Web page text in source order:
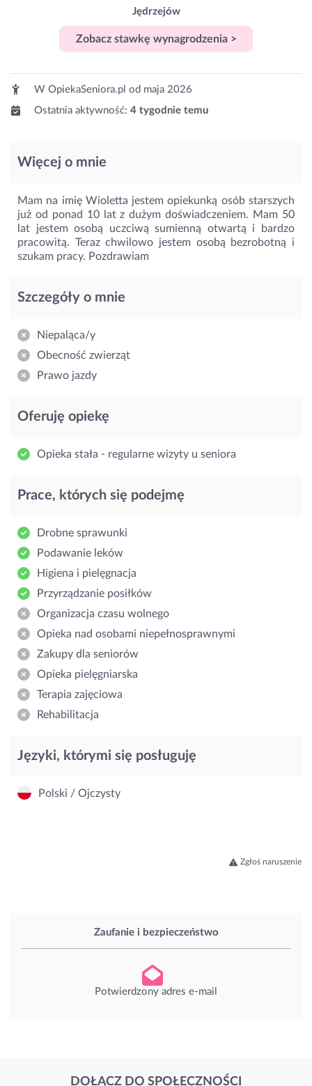
Jędrzejów
Zobacz stawkę wynagrodzenia >
W OpiekaSeniora.pl od maja 2026
Ostatnia aktywność: 4 tygodnie temu
Zaufanie i bezpieczeństwo
Potwierdzony adres e-mail
Więcej o mnie
Mam na imię Wioletta jestem opiekunką osób starszych
już od ponad 10 lat z dużym doświadczeniem. Mam 50
lat jestem osobą uczciwą sumienną otwartą i bardzo
pracowitą. Teraz chwilowo jestem osobą bezrobotną i
szukam pracy. Pozdrawiam
Szczegóły o mnie
Niepaląca/y
Obecność zwierząt
Prawo jazdy
Oferuję opiekę
Opieka stała - regularne wizyty u seniora
Prace, których się podejmę
Drobne sprawunki
Podawanie leków
Higiena i pielęgnacja
Przyrządzanie posiłków
Organizacja czasu wolnego
Opieka nad osobami niepełnosprawnymi
Zakupy dla seniorów
Opieka pielęgniarska
Terapia zajęciowa
Rehabilitacja
Języki, którymi się posługuję
Polski / Ojczysty
Zgłoś naruszenie
DOŁĄCZ DO SPOŁECZNOŚCI